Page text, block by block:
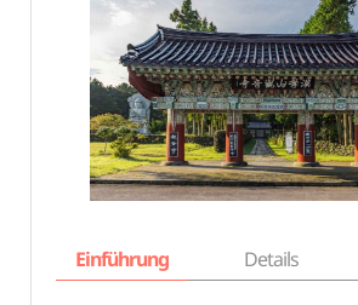
Einführung Details